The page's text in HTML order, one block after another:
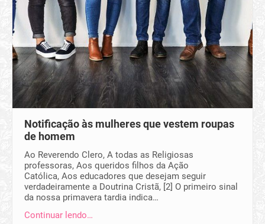
Notificação às mulheres que vestem roupas
de homem
Ao Reverendo Clero, A todas as Religiosas
professoras, Aos queridos filhos da Ação
Católica, Aos educadores que desejam seguir
verdadeiramente a Doutrina Cristã, [2] O primeiro sinal
da nossa primavera tardia indica…
Continuar lendo…